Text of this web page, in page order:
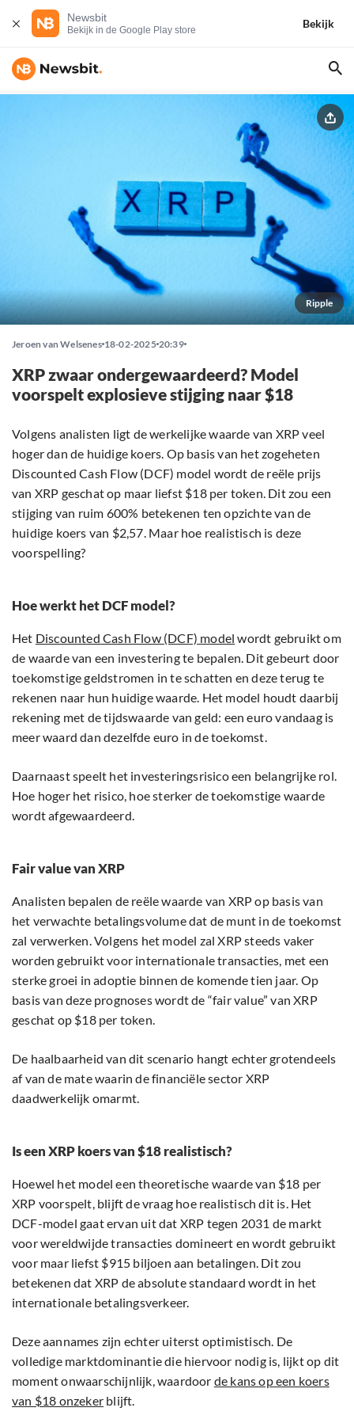
Newsbit
Bekijk in de Google Play store
Bekijk
Ripple
Jeroen van Welsenes 18-02-2025 20:39
XRP zwaar ondergewaardeerd? Model
voorspelt explosieve stijging naar $18
Volgens analisten ligt de werkelijke waarde van XRP veel
hoger dan de huidige koers. Op basis van het zogeheten
Discounted Cash Flow (DCF) model wordt de reële prijs
van XRP geschat op maar liefst $18 per token. Dit zou een
stijging van ruim 600% betekenen ten opzichte van de
huidige koers van $2,57. Maar hoe realistisch is deze
voorspelling?
Hoe werkt het DCF model?
Het Discounted Cash Flow (DCF) model wordt gebruikt om
de waarde van een investering te bepalen. Dit gebeurt door
toekomstige geldstromen in te schatten en deze terug te
rekenen naar hun huidige waarde. Het model houdt daarbij
rekening met de tijdswaarde van geld: een euro vandaag is
meer waard dan dezelfde euro in de toekomst.
Daarnaast speelt het investeringsrisico een belangrijke rol.
Hoe hoger het risico, hoe sterker de toekomstige waarde
wordt afgewaardeerd.
Fair value van XRP
Analisten bepalen de reële waarde van XRP op basis van
het verwachte betalingsvolume dat de munt in de toekomst
zal verwerken. Volgens het model zal XRP steeds vaker
worden gebruikt voor internationale transacties, met een
sterke groei in adoptie binnen de komende tien jaar. Op
basis van deze prognoses wordt de “fair value” van XRP
geschat op $18 per token.
De haalbaarheid van dit scenario hangt echter grotendeels
af van de mate waarin de financiële sector XRP
daadwerkelijk omarmt.
Is een XRP koers van $18 realistisch?
Hoewel het model een theoretische waarde van $18 per
XRP voorspelt, blijft de vraag hoe realistisch dit is. Het
DCF-model gaat ervan uit dat XRP tegen 2031 de markt
voor wereldwijde transacties domineert en wordt gebruikt
voor maar liefst $915 biljoen aan betalingen. Dit zou
betekenen dat XRP de absolute standaard wordt in het
internationale betalingsverkeer.
Deze aannames zijn echter uiterst optimistisch. De
volledige marktdominantie die hiervoor nodig is, lijkt op dit
moment onwaarschijnlijk, waardoor de kans op een koers
van $18 onzeker blijft.